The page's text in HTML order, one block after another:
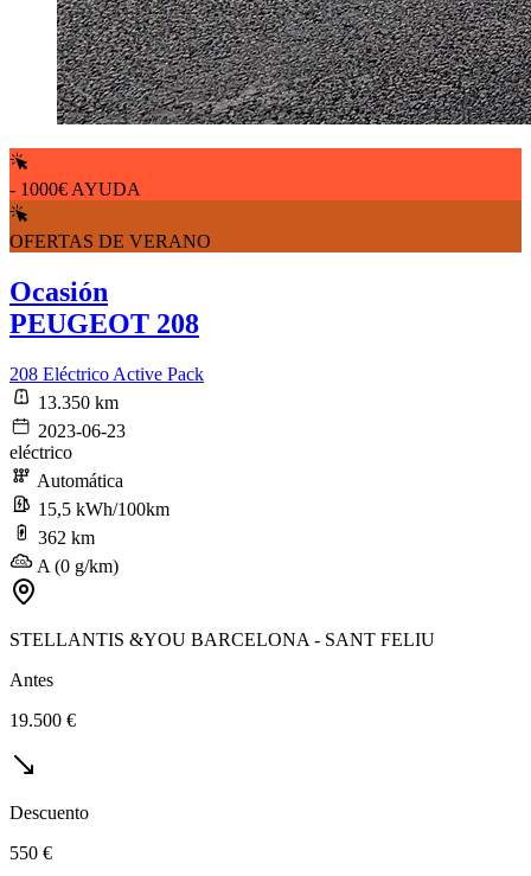
- 1000€ AYUDA
OFERTAS DE VERANO
Ocasión
PEUGEOT 208
208 Eléctrico Active Pack
13.350 km
2023-06-23
eléctrico
Automática
15,5 kWh/100km
362 km
A (0 g/km)
STELLANTIS &YOU BARCELONA - SANT FELIU
Antes
19.500 €
Descuento
550 €